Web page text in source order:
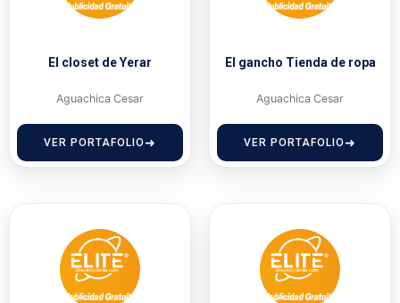
El closet de Yerar
Aguachica Cesar
VER PORTAFOLIO
El gancho Tienda de ropa
Aguachica Cesar
VER PORTAFOLIO